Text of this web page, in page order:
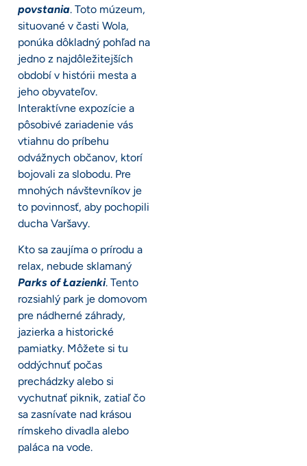
povstania. Toto múzeum,
situované v časti Wola,
ponúka dôkladný pohľad na
jedno z najdôležitejších
období v histórii mesta a
jeho obyvateľov.
Interaktívne expozície a
pôsobivé zariadenie vás
vtiahnu do príbehu
odvážnych občanov, ktorí
bojovali za slobodu. Pre
mnohých návštevníkov je
to povinnosť, aby pochopili
ducha Varšavy.
Kto sa zaujíma o prírodu a
relax, nebude sklamaný
Parks of Łazienki. Tento
rozsiahlý park je domovom
pre nádherné záhrady,
jazierka a historické
pamiatky. Môžete si tu
oddýchnuť počas
prechádzky alebo si
vychutnať piknik, zatiaľ čo
sa zasnívate nad krásou
rímskeho divadla alebo
paláca na vode.